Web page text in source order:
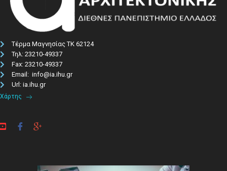
Τέρμα Μαγνησίας ΤΚ 62124
Τηλ: 23210-49337​
Fax: 23210-49337
Email: info@ia.ihu.gr
Url: ia.ihu.gr
Χάρτης